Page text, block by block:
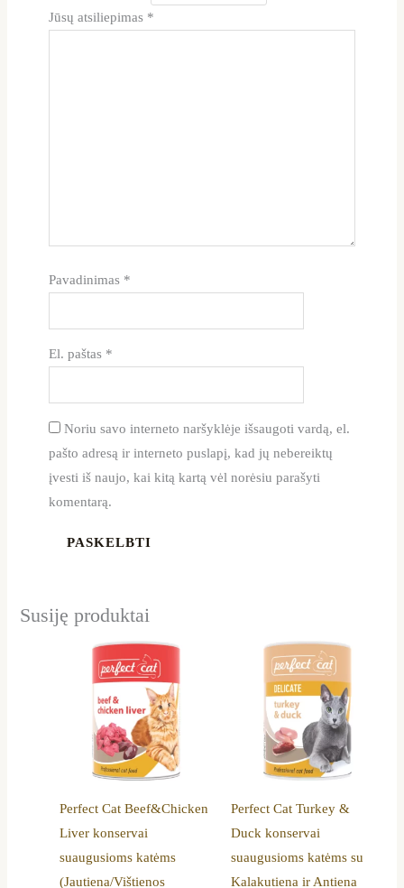
Jūsų atsiliepimas *
Pavadinimas *
El. paštas *
Noriu savo interneto naršyklėje išsaugoti vardą, el.
pašto adresą ir interneto puslapį, kad jų nebereiktų
įvesti iš naujo, kai kitą kartą vėl norėsiu parašyti
komentarą.
Susiję produktai
Perfect Cat Beef&Chicken
Liver konservai
suaugusioms katėms
(Jautiena/Vištienos
Perfect Cat Turkey &
Duck konservai
suaugusioms katėms su
Kalakutiena ir Antiena